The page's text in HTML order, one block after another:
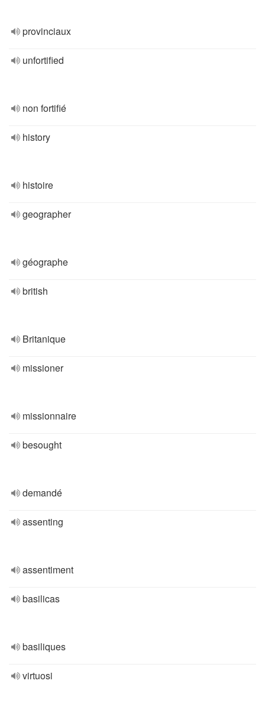
provinciaux
unfortified
non fortifié
history
histoire
geographer
géographe
british
Britanique
missioner
missionnaire
besought
demandé
assenting
assentiment
basilicas
basiliques
virtuosi